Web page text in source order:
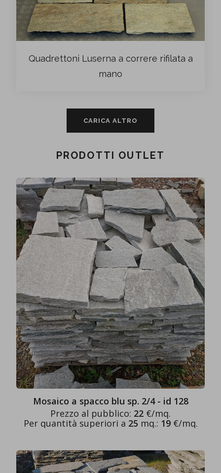
Quadrettoni Luserna a correre rifilata a
mano
CARICA ALTRO
PRODOTTI OUTLET
Mosaico a spacco blu sp. 2/4 - id 128
Prezzo al pubblico: 22 €/mq.
Per quantità superiori a 25 mq.: 19€/mq.